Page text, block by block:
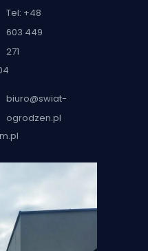
Tel: +48
603 449
271
biuro@swiat-
ogrodzen.pl